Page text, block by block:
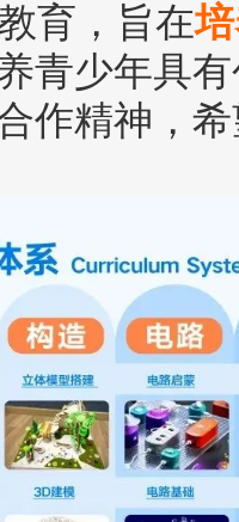
育，旨在
青少年具
作精神，